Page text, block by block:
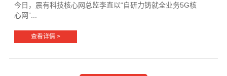
今日，震有科技核心网总监李直以“自研力铸就全业务5G核
心网”...
查看详情 >